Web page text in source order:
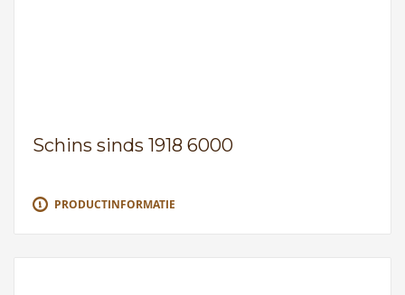
Schins sinds 1918 6000
PRODUCTINFORMATIE